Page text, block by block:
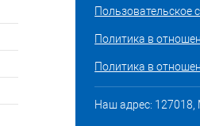
Пользовательское
Политика в
Политика в
Наш адрес: 127018,